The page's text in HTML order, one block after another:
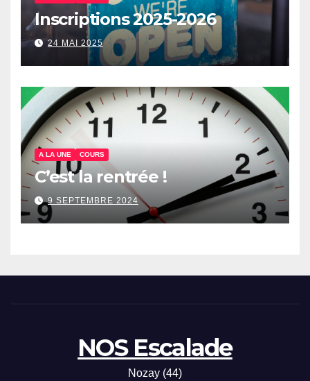
Inscriptions 2025-2026
24 MAI 2025
A LA UNE COURS
C’est la rentrée !
9 SEPTEMBRE 2024
NOS Escalade
Nozay (44)